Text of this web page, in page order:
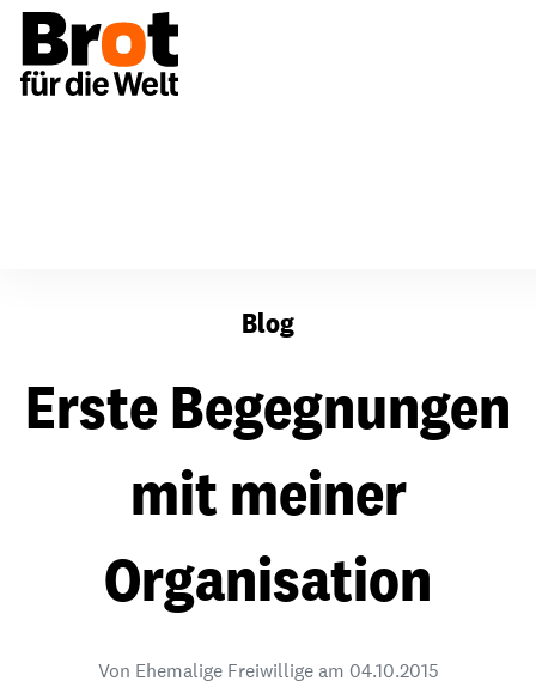
Blog
Erste Begegnungen
mit meiner
Organisation
Von Ehemalige Freiwillige am 04.10.2015